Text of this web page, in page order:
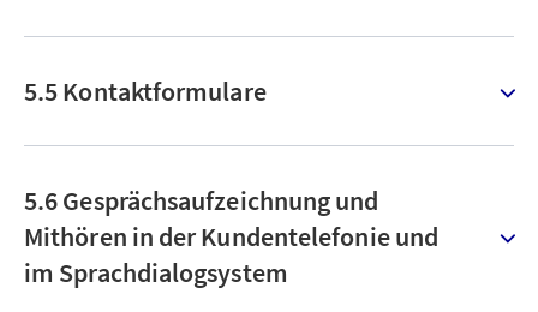
5.5 Kontaktformulare
5.6 Gesprächsaufzeichnung und
Mithören in der Kundentelefonie und
im Sprachdialogsystem